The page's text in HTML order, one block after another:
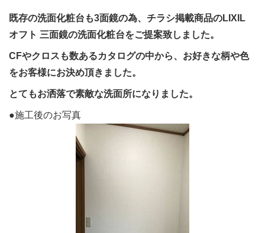
既存の洗面化粧台も3面鏡の為、チラシ掲載商品のLIXIL
オフト 三面鏡の洗面化粧台をご提案致しました。
CFやクロスも数あるカタログの中から、お好きな柄や色
をお客様にお決め頂きました。
とてもお洒落で素敵な洗面所になりました。
●施工後のお写真